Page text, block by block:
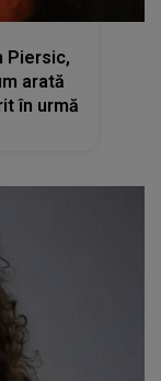
Piersic,
arată
în urmă